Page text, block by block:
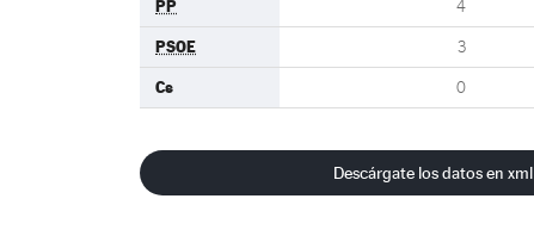
PP 4
PSOE 3
Cs 0
Descárgate los datos en xml